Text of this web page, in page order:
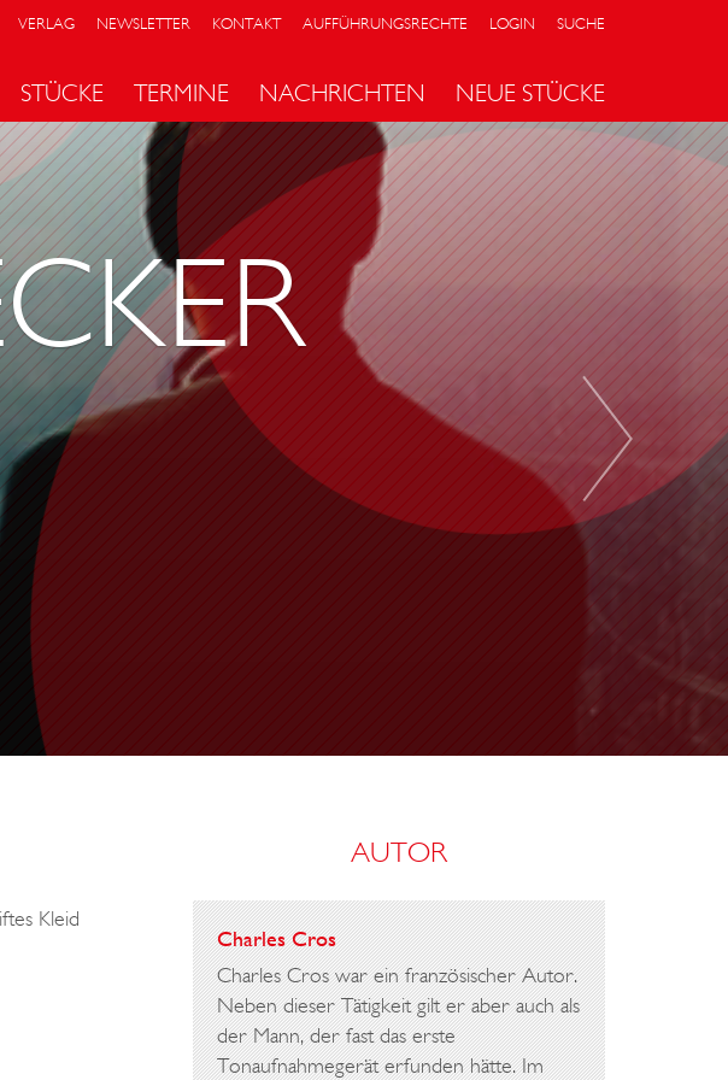
VERLAG NEWSLETTER KONTAKT AUFFÜHRUNGSRECHTE LOGIN SUCHE
STÜCKE TERMINE NACHRICHTEN
NEUE STÜCKE
D
E
R
E
R
F
G
R
Kleid
AUTOR
Charles Cros
Charles Cros war ein französischer Autor.
Neben dieser Tätigkeit gilt er aber auch als
der Mann, der fast das erste
Tonaufnahmegerät erfunden hätte. Im